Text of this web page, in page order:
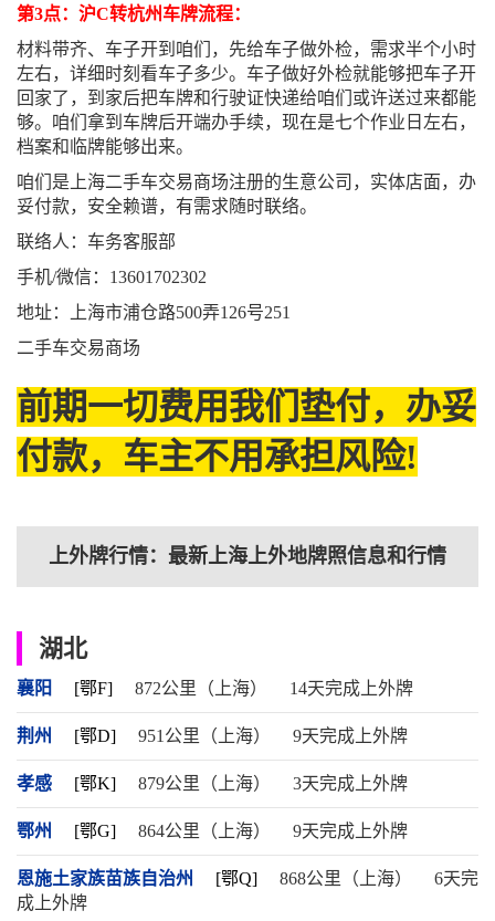
第3点：沪C转杭州车牌流程：
材料带齐、车子开到咱们，先给车子做外检，需求半个小时
左右，详细时刻看车子多少。车子做好外检就能够把车子开
回家了，到家后把车牌和行驶证快递给咱们或许送过来都能
够。咱们拿到车牌后开端办手续，现在是七个作业日左右，
档案和临牌能够出来。
咱们是上海二手车交易商场注册的生意公司，实体店面，办
妥付款，安全赖谱，有需求随时联络。
联络人：车务客服部
手机/微信：13601702302
地址：上海市浦仓路500弄126号251
二手车交易商场
前期一切费用我们垫付，办妥
付款，车主不用承担风险!
上外牌行情：最新上海上外地牌照信息和行情
湖北
襄阳 [鄂F] 872公里（上海） 14天完成上外牌
荆州 [鄂D] 951公里（上海） 9天完成上外牌
孝感 [鄂K] 879公里（上海） 3天完成上外牌
鄂州 [鄂G] 864公里（上海） 9天完成上外牌
恩施土家族苗族自治州 [鄂Q] 868公里（上海）
6天完
成上外牌